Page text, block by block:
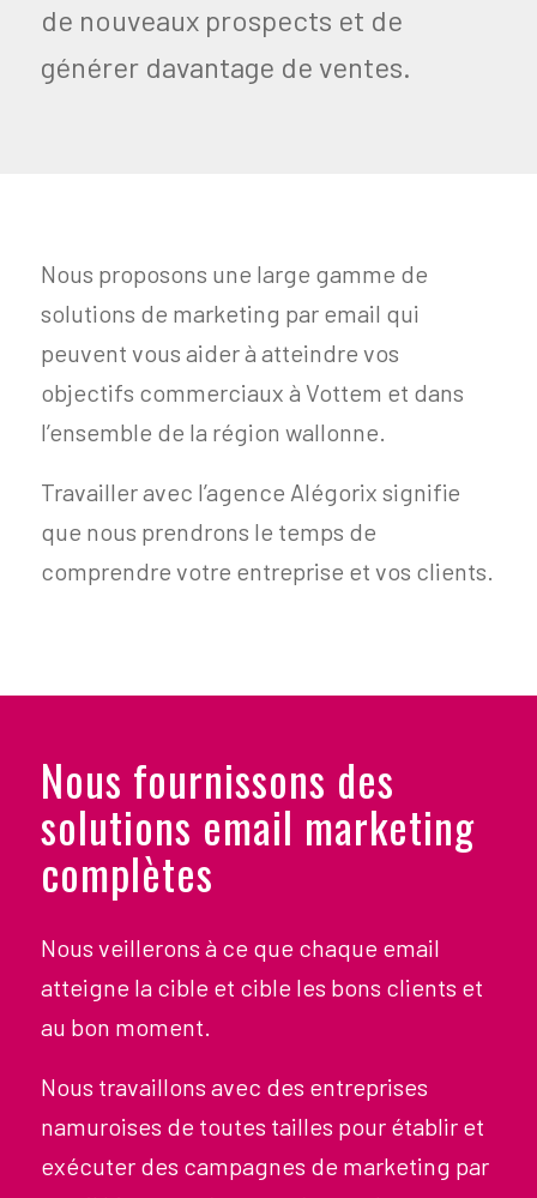
de nouveaux prospects et de
générer davantage de ventes.
Nous proposons une large gamme de
solutions de marketing par email qui
peuvent vous aider à atteindre vos
objectifs commerciaux à Vottem et dans
l’ensemble de la région wallonne.
Travailler avec l’agence Alégorix signifie
que nous prendrons le temps de
comprendre votre entreprise et vos clients.
Nous fournissons des
solutions email marketing
complètes
Nous veillerons à ce que chaque email
atteigne la cible et cible les bons clients et
au bon moment.
Nous travaillons avec des entreprises
namuroises de toutes tailles pour établir et
exécuter des campagnes de marketing par